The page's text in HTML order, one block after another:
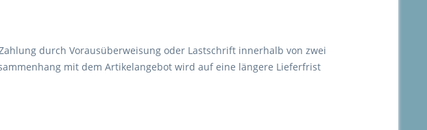
durch Vorausüberweisung oder Lastschrift innerhalb von zwei
mit dem Artikelangebot wird auf eine längere Lieferfrist